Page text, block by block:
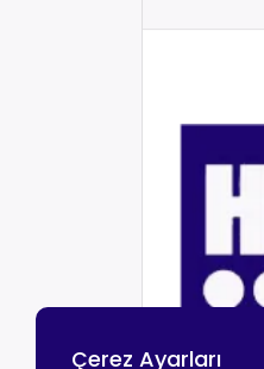
Çerez Ayarları